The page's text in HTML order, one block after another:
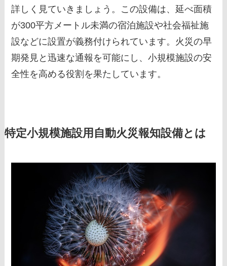
詳しく見ていきましょう。この設備は、延べ面積
が300平方メートル未満の宿泊施設や社会福祉施
設などに設置が義務付けられています。火災の早
期発見と迅速な通報を可能にし、小規模施設の安
全性を高める役割を果たしています。
特定小規模施設用自動火災報知設備とは